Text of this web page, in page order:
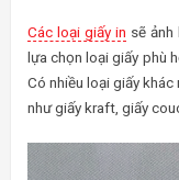
Các loại giấy in sẽ
lựa chọn loại giấy phù
Có nhiều loại giấy khác
như giấy kraft, giấy